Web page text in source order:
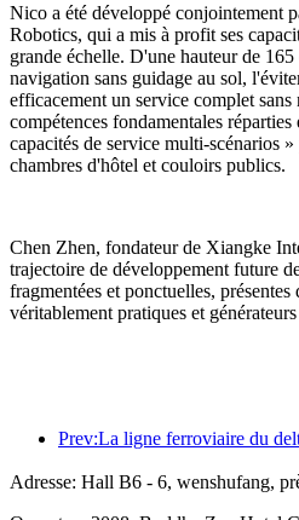
Nico a été développé conjointement
Robotics, qui a mis à profit ses
grande échelle. D'une hauteur de
navigation sans guidage au sol,
efficacement un service complet
compétences fondamentales
capacités de service multi-scénarios
chambres d'hôtel et couloirs publics.
Chen Zhen, fondateur de Xiangke
trajectoire de développement future
fragmentées et ponctuelles,
véritablement pratiques et
Adresse: Hall B6 - 6, wenshufang,